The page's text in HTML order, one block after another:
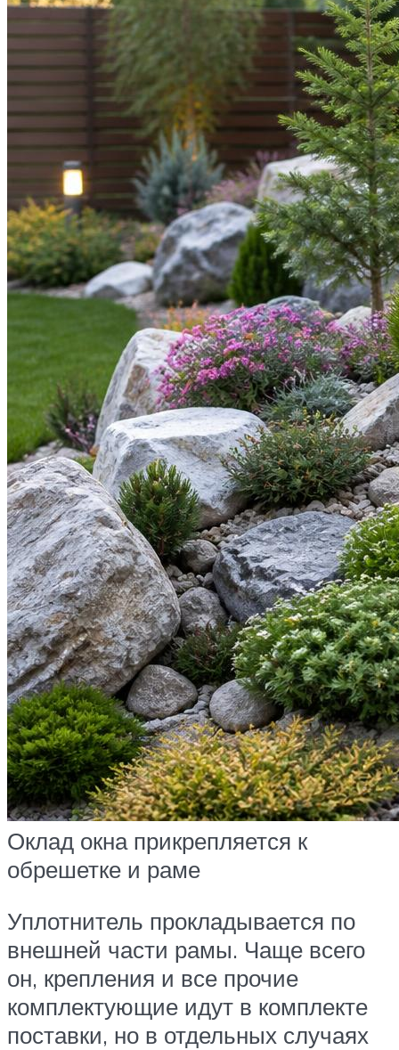
Оклад окна прикрепляется к
обрешетке и раме
Уплотнитель прокладывается по
внешней части рамы. Чаще всего
он, крепления и все прочие
комплектующие идут в комплекте
поставки, но в отдельных случаях